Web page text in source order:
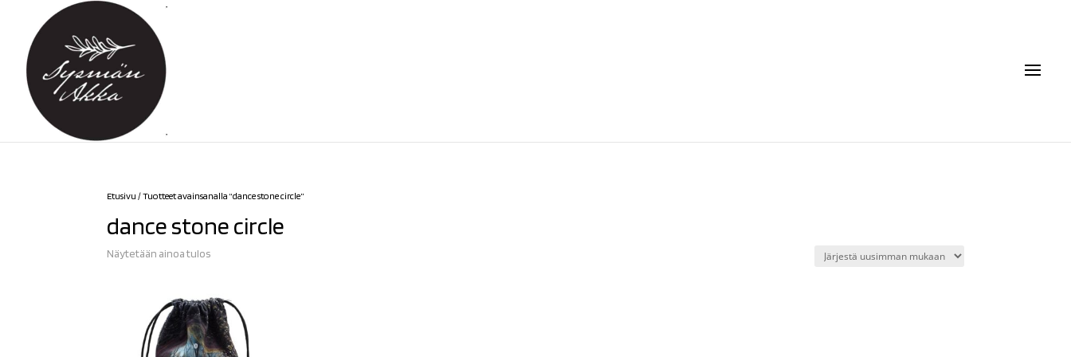
Etusivu / Tuotteet avainsanalla “dance stone circle”
dance stone circle
Näytetään ainoa tulos